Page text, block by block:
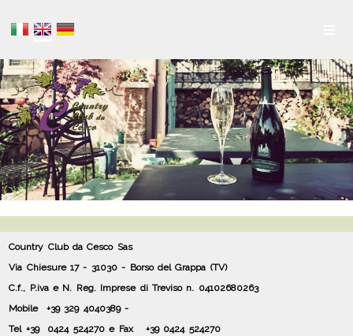
Country Club da Cesco Sas
Via Chiesure 17 - 31030 - Borso del Grappa (TV)
C.f., P.iva e N. Reg. Imprese di Treviso n. 04102680263
Mobile+39 329 4040389 -
Tel +39 0424 524270 e Fax +39 0424 524270